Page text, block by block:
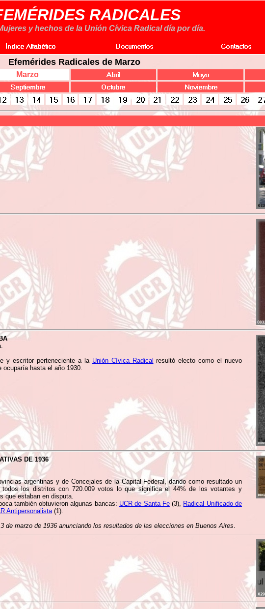
RADICALES
y hechos de la Unión Cívica Radical día por día.
Efemérides Radicales de Marzo
Marzo
y escritor perteneciente a la Unión Cívica Radical resultó electo como el nuevo
ocuparía hasta el año 1930.
DE 1936
argentinas y de Concejales de la Capital Federal, dando como resultado un
todos los distritos con 720.009 votos lo que significa el 44% de los votantes y
que estaban en disputa.
también obtuvieron algunas bancas: UCR de Santa Fe(3), Radical Unificado de
Antipersonalista(1).
de marzo de 1936 anunciando los resultados de las elecciones en Buenos Aires.